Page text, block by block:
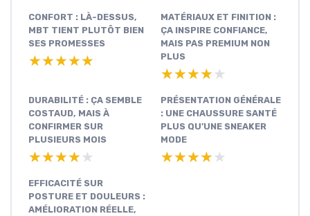
CONFORT : LÀ-DESSUS,
MBT TIENT PLUTÔT BIEN
SES PROMESSES
★★★★★
★★★★★
MATÉRIAUX ET FINITION :
ÇA INSPIRE CONFIANCE,
MAIS PAS PREMIUM NON
PLUS
★★★★★
★★★★★
DURABILITÉ : ÇA SEMBLE
COSTAUD, MAIS À
CONFIRMER SUR
PLUSIEURS MOIS
★★★★★
★★★★★
PRÉSENTATION GÉNÉRALE
: UNE CHAUSSURE SANTÉ
PLUS QU’UNE SNEAKER
MODE
★★★★★
★★★★★
EFFICACITÉ SUR
POSTURE ET DOULEURS :
AMÉLIORATION RÉELLE,